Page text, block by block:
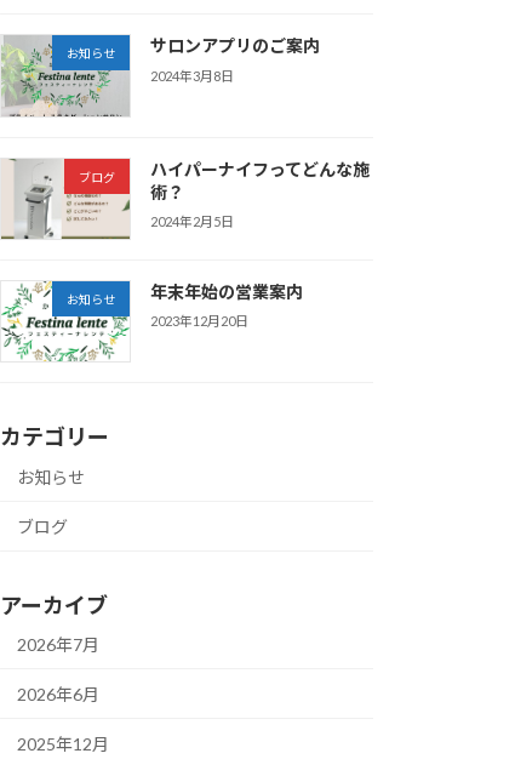
お知らせ サロンアプリのご案内
2024年3月8日
ブログ
ハイパーナイフってどんな施
術？
2024年2月5日
お知らせ 年末年始の営業案内
2023年12月20日
カテゴリー
お知らせ
ブログ
アーカイブ
2026年7月
2026年6月
2025年12月